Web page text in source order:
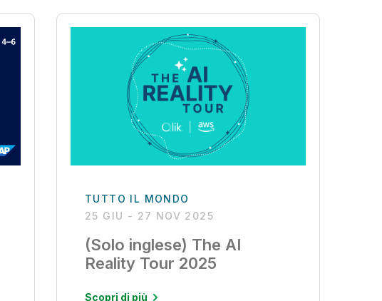
TUTTO IL MONDO
25 GIU - 27 NOV 2025
(Solo inglese) The AI
Reality Tour 2025
Scopri di più